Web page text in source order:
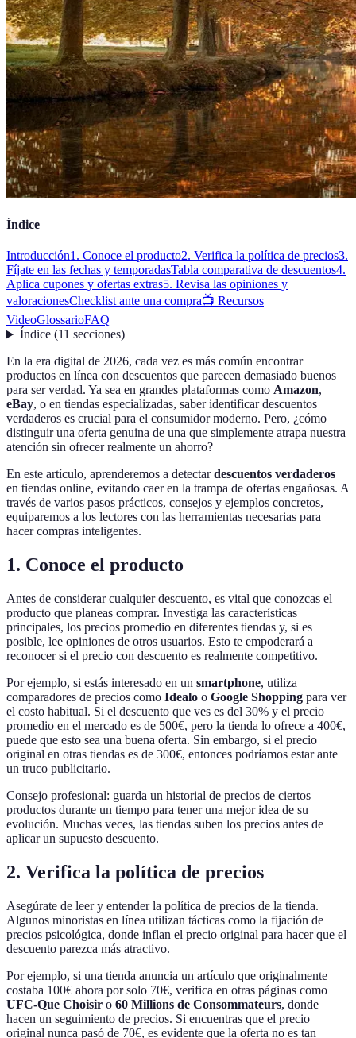
Índice
Introducción1. Conoce el producto2. Verifica la política de precios3.
Fíjate en las fechas y temporadasTabla comparativa de descuentos4.
Aplica cupones y ofertas extras5. Revisa las opiniones y
valoracionesChecklist ante una compra📺 Recursos
VideoGlossarioFAQ
Índice(11 secciones)
En la era digital de 2026, cada vez es más común encontrar
productos en línea con descuentos que parecen demasiado buenos
para ser verdad. Ya sea en grandes plataformas como Amazon,
eBay, o en tiendas especializadas, saber identificar descuentos
verdaderos es crucial para el consumidor moderno. Pero, ¿cómo
distinguir una oferta genuina de una que simplemente atrapa nuestra
atención sin ofrecer realmente un ahorro?
En este artículo, aprenderemos a detectardescuentos verdaderos
en tiendas online, evitando caer en la trampa de ofertas engañosas. A
través de varios pasos prácticos, consejos y ejemplos concretos,
equiparemos a los lectores con las herramientas necesarias para
hacer compras inteligentes.
1. Conoce el producto
Antes de considerar cualquier descuento, es vital que conozcas el
producto que planeas comprar. Investiga las características
principales, los precios promedio en diferentes tiendas y, si es
posible, lee opiniones de otros usuarios. Esto te empoderará a
reconocer si el precio con descuento es realmente competitivo.
Por ejemplo, si estás interesado en un smartphone, utiliza
comparadores de precios como Idealo o Google Shopping para ver
el costo habitual. Si el descuento que ves es del 30% y el precio
promedio en el mercado es de 500€, pero la tienda lo ofrece a 400€,
puede que esto sea una buena oferta. Sin embargo, si el precio
original en otras tiendas es de 300€, entonces podríamos estar ante
un truco publicitario.
Consejo profesional: guarda un historial de precios de ciertos
productos durante un tiempo para tener una mejor idea de su
evolución. Muchas veces, las tiendas suben los precios antes de
aplicar un supuesto descuento.
2. Verifica la política de precios
Asegúrate de leer y entender la política de precios de la tienda.
Algunos minoristas en línea utilizan tácticas como la fijación de
precios psicológica, donde inflan el precio original para hacer que el
descuento parezca más atractivo.
Por ejemplo, si una tienda anuncia un artículo que originalmente
costaba 100€ ahora por solo 70€, verifica en otras páginas como
UFC-Que Choisir o 60 Millions de Consommateurs, donde
hacen un seguimiento de precios. Si encuentras que el precio
original nunca pasó de 70€, es evidente que la oferta no es tan